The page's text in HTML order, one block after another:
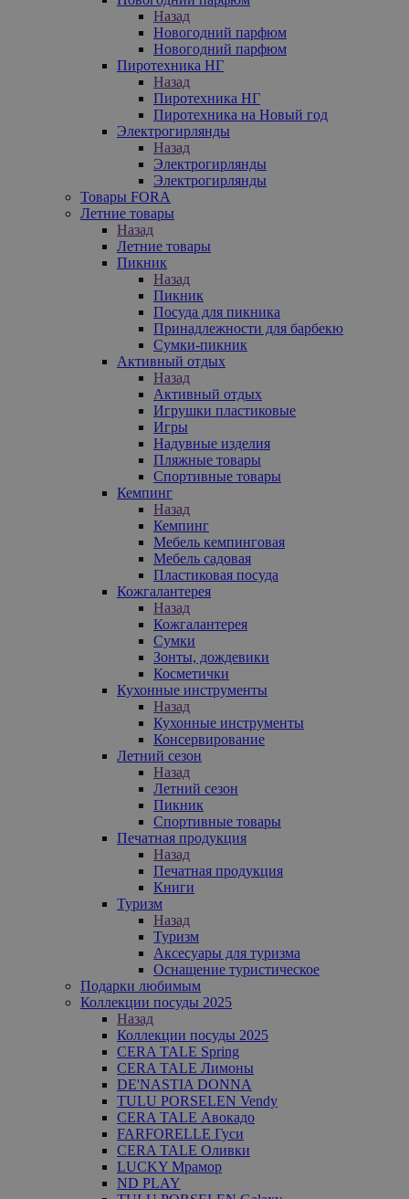
Назад
Новогодний парфюм
Новогодний парфюм
Пиротехника НГ
Назад
Пиротехника НГ
Пиротехника на Новый год
Электрогирлянды
Назад
Электрогирлянды
Электрогирлянды
Товары FORA
Летние товары
Назад
Летние товары
Пикник
Назад
Пикник
Посуда для пикника
Принадлежности для барбекю
Сумки-пикник
Активный отдых
Назад
Активный отдых
Игрушки пластиковые
Игры
Надувные изделия
Пляжные товары
Спортивные товары
Кемпинг
Назад
Кемпинг
Мебель кемпинговая
Мебель садовая
Пластиковая посуда
Кожгалантерея
Назад
Кожгалантерея
Сумки
Зонты, дождевики
Косметички
Кухонные инструменты
Назад
Кухонные инструменты
Консервирование
Летний сезон
Назад
Летний сезон
Пикник
Спортивные товары
Печатная продукция
Назад
Печатная продукция
Книги
Туризм
Назад
Туризм
Аксесуары для туризма
Оснащение туристическое
Подарки любимым
Коллекции посуды 2025
Назад
Коллекции посуды 2025
CERA TALE Spring
CERA TALE Лимоны
DE'NASTIA DONNA
TULU PORSELEN Vendy
CERA TALE Авокадо
FARFORELLE Гуси
CERA TALE Оливки
LUCKY Мрамор
ND PLAY